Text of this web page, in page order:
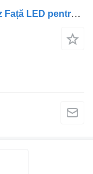
Monitor Semn de Destinație Autobuz Față LED pentru camion Volvo LED191601-702